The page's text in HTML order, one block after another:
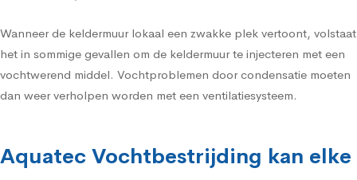
Wanneer de keldermuur lokaal een zwakke plek vertoont, volstaat
het in sommige gevallen om de keldermuur te injecteren met een
vochtwerend middel. Vochtproblemen door condensatie moeten
dan weer verholpen worden met een ventilatiesysteem.
Aquatec Vochtbestrijding kan elke